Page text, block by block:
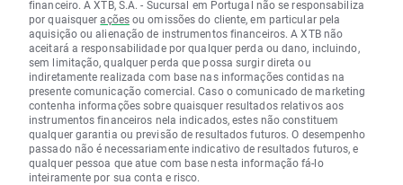
financeiro. A XTB, S.A. - Sucursal em Portugal não se responsabiliza
por quaisqueraçõesou omissões do cliente, em particular pela
aquisição ou alienação de instrumentos financeiros. A XTB não
aceitará a responsabilidade por qualquer perda ou dano, incluindo,
sem limitação, qualquer perda que possa surgir direta ou
indiretamente realizada com base nas informações contidas na
presente comunicação comercial. Caso o comunicado de marketing
contenha informações sobre quaisquer resultados relativos aos
instrumentos financeiros nela indicados, estes não constituem
qualquer garantia ou previsão de resultados futuros. O desempenho
passado não é necessariamente indicativo de resultados futuros, e
qualquer pessoa que atue com base nesta informação fá-lo
inteiramente por sua conta e risco.